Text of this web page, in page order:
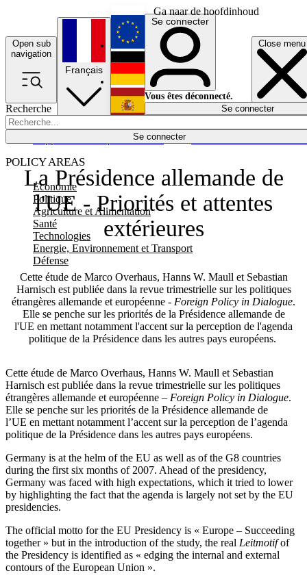
Ga naar de hoofdinhoud
Open sub
navigation
Close menu
Recherche
Se connecter
POLICY AREAS
Economie
Politique
Agriculture et Alimentation
Santé
Technologies
Energie, Environnement et Transport
Défense
Économie
Français
English
Deutsch
Español
Se connecter
Vous êtes déconnecté.
Se connecter
La Présidence allemande de
l'UE - Priorités et attentes
extérieures
Cette étude de Marco Overhaus, Hanns W. Maull et Sebastian
Harnisch est publiée dans la revue trimestrielle sur les politiques
étrangères allemande et européenne - Foreign Policy in Dialogue.
Elle se penche sur les priorités de la Présidence allemande de
l'UE en mettant notamment l'accent sur la perception de l'agenda
politique de la Présidence dans les autres pays européens.
Cette étude de Marco Overhaus, Hanns W. Maull et Sebastian
Harnisch est publiée dans la revue trimestrielle sur les politiques
étrangères allemande et européenne – Foreign Policy in Dialogue.
Elle se penche sur les priorités de la Présidence allemande de
l’UE en mettant notamment l’accent sur la perception de l’agenda
politique de la Présidence dans les autres pays européens.
Germany is at the helm of the EU as well as of the G8 countries
during the first six months of 2007. Ahead of the presidency,
Germany was faced with high expectations, which it tried to lower
by highlighting the fact that the agenda is largely not set by the EU
presidencies.
The official motto for the EU Presidency is « Europe – Succeeding
together » but in the introduction of the study, the real Leitmotifof
the Presidency is identified as « edging the internal and external
contours of the European Union ».